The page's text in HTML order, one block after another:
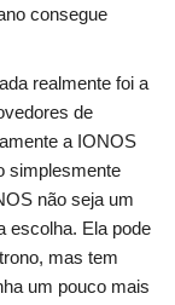
consegue
realmente foi a
de
a IONOS
simplesmente
não seja um
escolha. Ela pode
mas tem
um pouco mais